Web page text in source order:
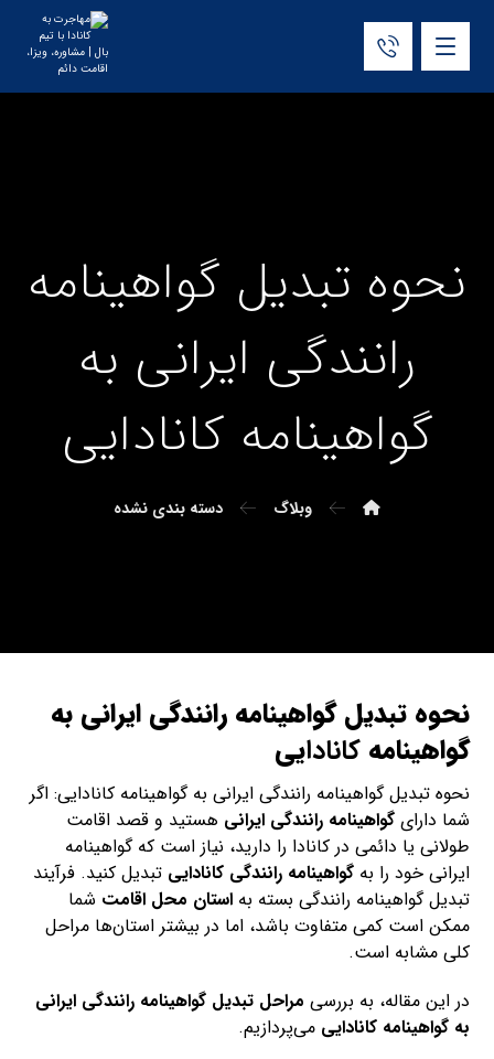
نحوه تبدیل گواهینامه
رانندگی ایرانی به
گواهینامه کانادایی
وبلاگ دسته بندی نشده
نحوه تبدیل گواهینامه رانندگی ایرانی به
گواهینامهکانادایی
نحوه تبدیل گواهینامه رانندگی ایرانی به گواهینامه کانادایی: اگر
شما دارایگواهینامه رانندگی ایرانی هستید و قصد اقامت
طولانی یا دائمی در کانادا را دارید، نیاز است که گواهینامه
ایرانی خود را بهگواهینامه رانندگی کانادایی تبدیل کنید. فرآیند
تبدیل گواهینامه رانندگی بسته بهاستان محل اقامت شما
ممکن است کمی متفاوت باشد، اما در بیشتر استان‌ها مراحل
کلی مشابه است.
در این مقاله، به بررسی مراحل تبدیل گواهینامه رانندگی ایرانی
به گواهینامه کانادایی می‌پردازیم.